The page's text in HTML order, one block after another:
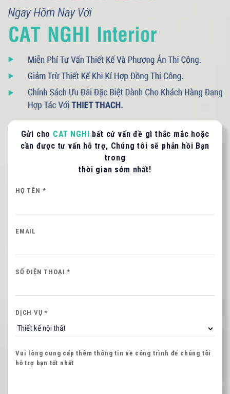
Gửi cho CAT NGHI bất cứ vấn đề gì thắc mắc hoặc
cần được tư vấn hỗ trợ, Chúng tôi sẽ phản hồi Bạn
trong
thời gian sớm nhất!
HỌ TÊN *
EMAIL
SỐ ĐIỆN THOẠI *
DỊCH VỤ *
Vui lòng cung cấp thêm thông tin về công trình để chúng tôi
hỗ trợ bạn tốt nhất
093 71379 13
LIÊN HỆ TƯ VẤN / BÁO GIÁ
Quý khách vui lòng cung cấp thông tin để CAT
Nội dung